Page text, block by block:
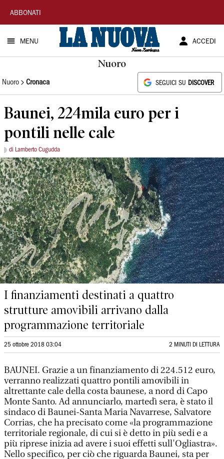
La
Nuova
Sardegna
ABBONATI
MENU ACCEDI
Nuoro
Nuoro Cronaca SEGUICI SU DISCOVER
Baunei, 224mila euro per i
pontili nelle cale
di Lamberto Cugudda
I finanziamenti destinati a quattro
strutture amovibili arrivano dalla
programmazione territoriale
25 ottobre 2018 03:04 2 MINUTI DI LETTURA
BAUNEI. Grazie a un finanziamento di 224.512 euro,
verranno realizzati quattro pontili amovibili in
altrettante cale della costa baunese, a nord di Capo
Monte Santo. Ad annunciarlo, martedì sera, è stato il
sindaco di Baunei-Santa Maria Navarrese, Salvatore
Corrias, che ha precisato come «la programmazione
territoriale regionale, di cui si è detto in più sedi e a
più riprese inizia ad avere i suoi effetti sull'Ogliastra».
Nello specifico, per ciò che riguarda Baunei, sta per